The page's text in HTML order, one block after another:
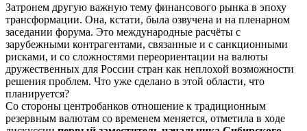
Затронем другую важную тему финансового рынка в эпоху
трансформации. Она, кстати, была озвучена и на пленарном
заседании форума. Это международные расчёты с
зарубежными контрагентами, связанные и с санкционными
рисками, и со сложностями переориентации на валюты
дружественных для России стран как неплохой возможности
решения проблем. Что уже сделано в этой области, что
планируется?
Со стороны центробанков отношение к традиционным
резервным валютам со временем меняется, отметила в ходе